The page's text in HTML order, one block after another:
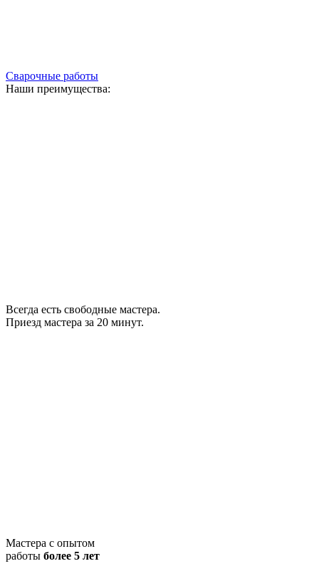
Сварочные работы
Наши преимущества:
Всегда есть свободные мастера.
Приезд мастера за 20 минут.
Мастера с опытом
работы более 5 лет